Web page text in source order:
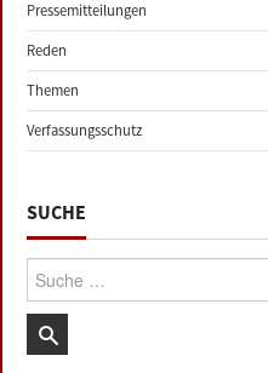
Pressemitteilungen
Reden
Themen
Verfassungsschutz
SUCHE
Suche: